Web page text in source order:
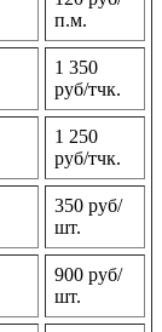
п.м.
1 350
руб/тчк.
1 250
руб/тчк.
350 руб/
шт.
900 руб/
шт.